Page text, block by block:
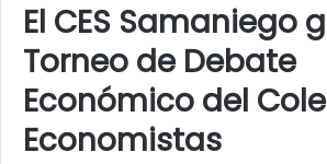
El CES Samaniego
Torneo de Debate
Económico del
Economistas